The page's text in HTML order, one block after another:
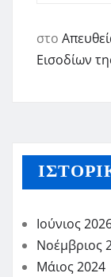
στο
Εισοδίων
Ιούνιος
Νοέμβριος
Μάιος 2024